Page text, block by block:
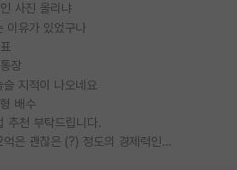
사진 올리냐
이유가 있었구나
장
지적이 나오네요
배수
추천 부탁드립니다.
박사진학하기에 2억은 괜찮은 (?) 정도의 경제력인가요